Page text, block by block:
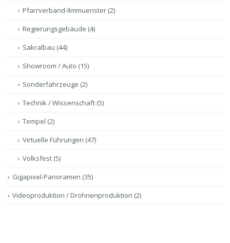
Pfarrverband-Ilmmuenster (2)
Regierungsgebäude (4)
Sakralbau (44)
Showroom / Auto (15)
Sonderfahrzeuge (2)
Technik / Wissenschaft (5)
Tempel (2)
Virtuelle Führungen (47)
Volksfest (5)
Gigapixel-Panoramen (35)
Videoproduktion / Drohnenproduktion (2)